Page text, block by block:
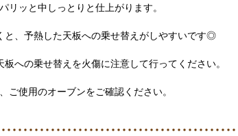
リッと中しっとりと仕上がります。
と、予熱した天板への乗せ替えがしやすいです◎
への乗せ替えを火傷に注意して行ってください。
使用のオーブンをご確認ください。